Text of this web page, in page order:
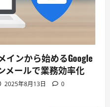
インから始めるGoogle
メールで業務効率化
2025年8月13日 0